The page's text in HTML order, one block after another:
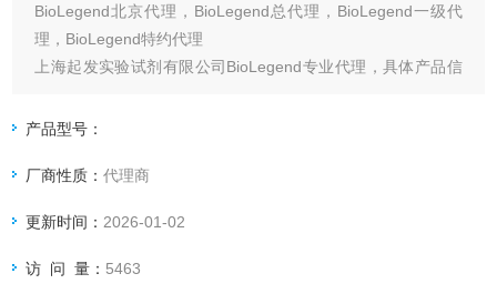
BioLegend北京代理，BioLegend总代理，BioLegend一级代
理，BioLegend特约代理
上海起发实验试剂有限公司BioLegend专业代理，具体产品信
产品型号：
厂商性质：代理商
更新时间： 2026-01-02
访 问 量： 5463